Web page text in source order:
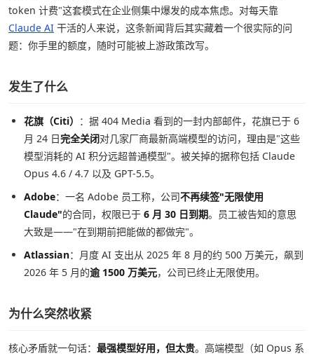
token 计费"这套模式在企业侧集中爆发的成本焦虑。对每天靠
Claude AI 干活的人来说，这条新闻背后其实藏着一个很实际的问
题：你手里的额度，随时可能被上游政策改写。
发生了什么
花旗（Citi） ：据 404 Media 看到的一封内部邮件，花旗已于 6
月 24 日完全关闭对几家厂商最新高端模型的访问，理由是"这些
模型消耗的 AI 积分远超普通模型"。被关掉的据称包括 Claude
Opus 4.6 / 4.7 以及 GPT-5.5。
Adobe：一名 Adobe 员工称，公司不再续签"无限使用
Claude"的合同，权限已于 6 月 30 日到期。员工被告知的意思
大致是——"在到期前把能做的都做完"。
Atlassian：月度 AI 支出从 2025 年 8 月的约 500 万美元，飙到
2026 年 5 月的逾 1500 万美元，公司已终止无限使用。
为什么突然收紧
核心矛盾就一句话： 最强模型好用，但太贵。高端模型（如 Opus 系